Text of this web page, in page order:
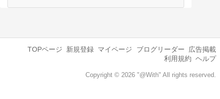
TOPページ 新規登録 マイページ ブログリーダー
広告掲載
利用規約 ヘルプ
Copyright © 2026 "@With" All rights reserved.